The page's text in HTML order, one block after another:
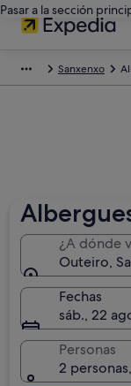
Pasar a la sección
Sanxenxo
¿A dónde
Outeiro,
Fechas
sáb., 22
Personas
2